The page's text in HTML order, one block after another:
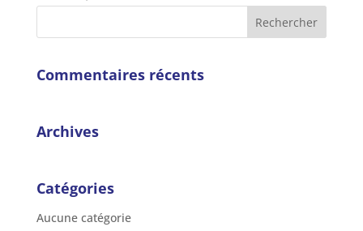
Commentaires récents
Archives
Catégories
Aucune catégorie